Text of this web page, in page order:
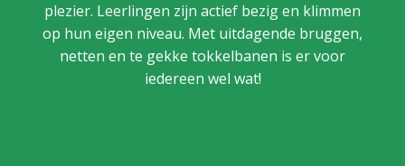
plezier. Leerlingen zijn actief bezig en klimmen
op hun eigen niveau. Met uitdagende bruggen,
netten en te gekke tokkelbanen is er voor
iedereen wel wat!